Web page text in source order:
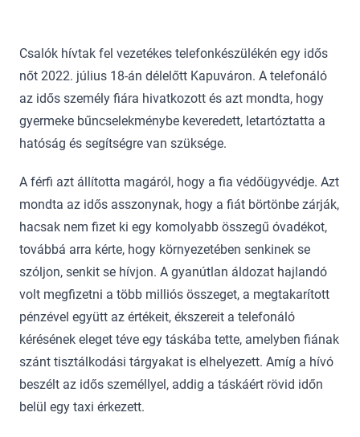
Csalók hívtak fel vezetékes telefonkészülékén egy idős
nőt 2022. július 18-án délelőtt Kapuváron. A telefonáló
az idős személy fiára hivatkozott és azt mondta, hogy
gyermeke bűncselekménybe keveredett, letartóztatta a
hatóság és segítségre van szüksége.
A férfi azt állította magáról, hogy a fia védőügyvédje. Azt
mondta az idős asszonynak, hogy a fiát börtönbe zárják,
hacsak nem fizet ki egy komolyabb összegű óvadékot,
továbbá arra kérte, hogy környezetében senkinek se
szóljon, senkit se hívjon. A gyanútlan áldozat hajlandó
volt megfizetni a több milliós összeget, a megtakarított
pénzével együtt az értékeit, ékszereit a telefonáló
kérésének eleget téve egy táskába tette, amelyben fiának
szánt tisztálkodási tárgyakat is elhelyezett. Amíg a hívó
beszélt az idős személlyel, addig a táskáért rövid időn
belül egy taxi érkezett.